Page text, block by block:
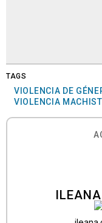
TAGS
VIOLENCIA DE
VIOLENCIA